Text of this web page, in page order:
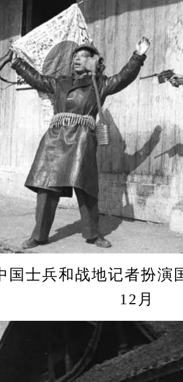
兵和战地记者扮演国
12月